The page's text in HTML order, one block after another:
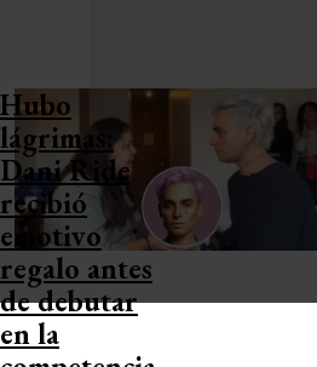
Hubo
lágrimas:
Dani Ride
recibió
emotivo
regalo antes
de debutar
en la